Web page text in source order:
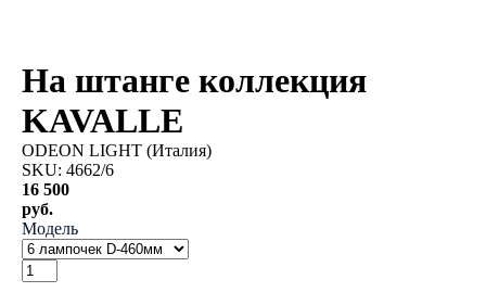
На штанге коллекция
KAVALLE
ODEON LIGHT (Италия)
SKU: 4662/6
16 500
руб.
Модель